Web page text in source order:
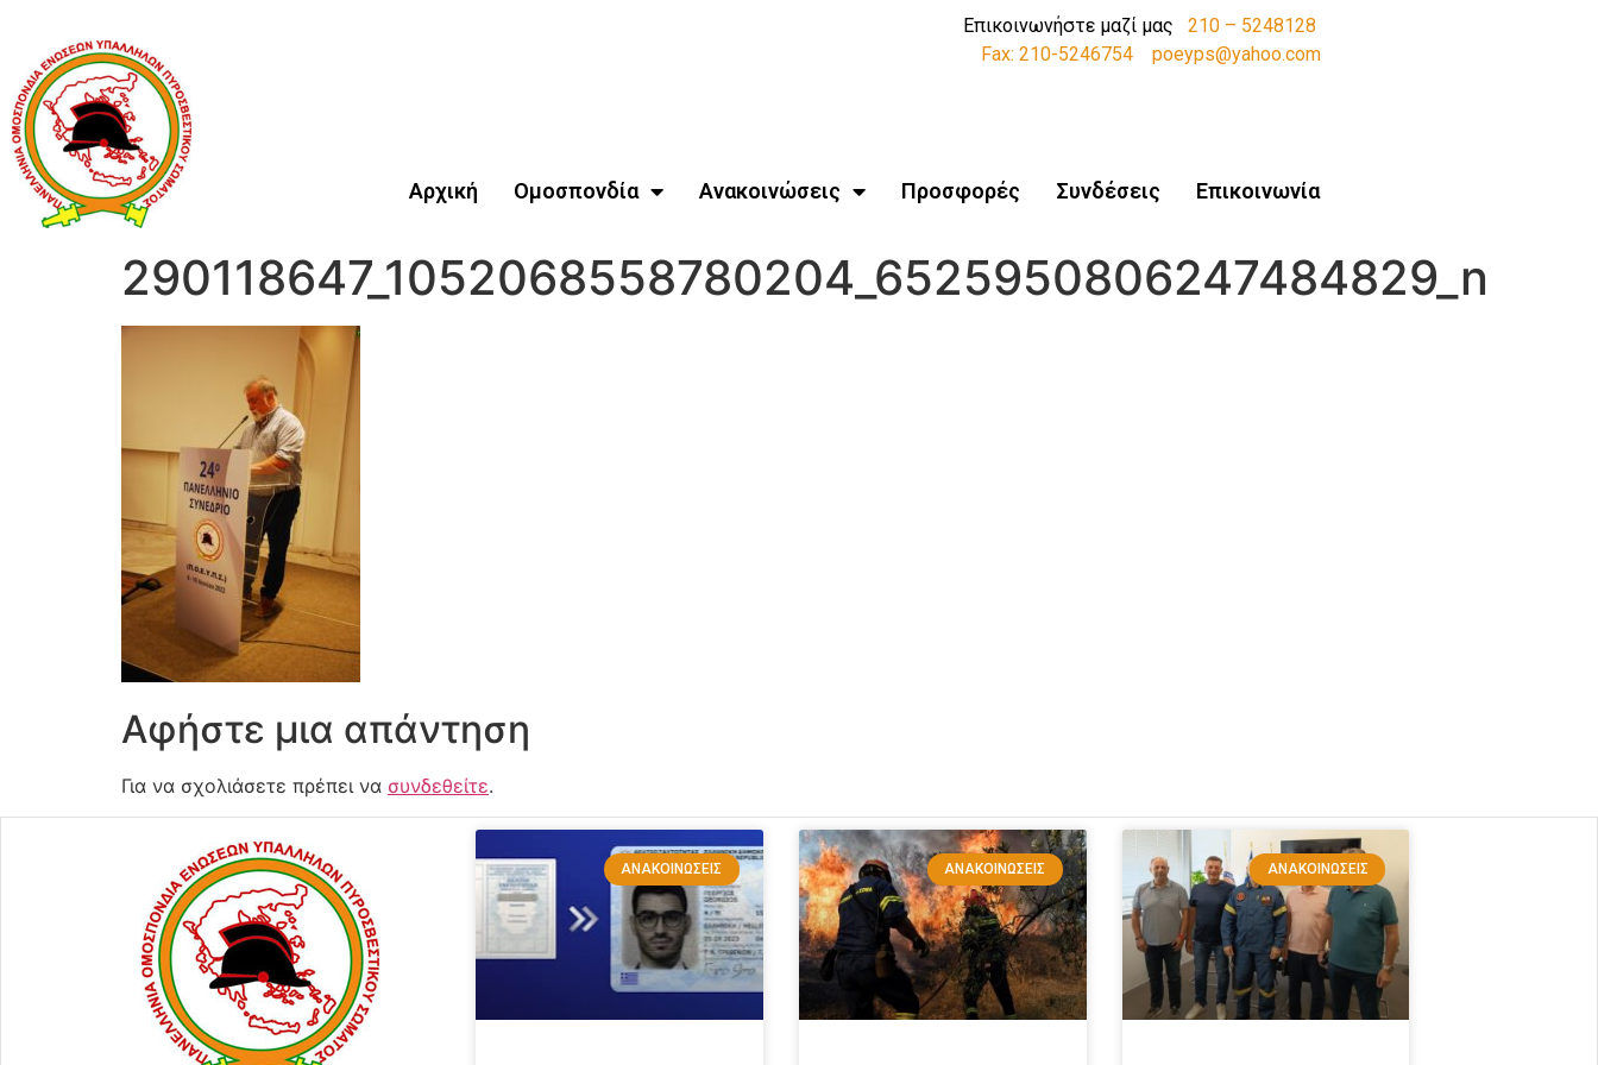
Επικοινωνήστε μαζί μας 210 – 5248128
Fax: 210-5246754
poeyps@yahoo.com
Αρχική Ομοσπονδία Ανακοινώσεις Προσφορές Συνδέσεις Επικοινωνία
290118647_1052068558780204_6525950806247484829_n
Αφήστε μια απάντηση
Για να σχολιάσετε πρέπει να συνδεθείτε.
ΑΝΑΚΟΙΝΏΣΕΙΣ ΑΝΑΚΟΙΝΏΣΕΙΣ ΑΝΑΚΟΙΝΏΣΕΙΣ